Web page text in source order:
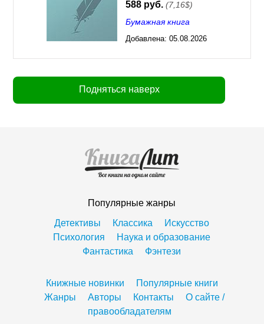
588 руб. (7,16$)
Бумажная книга
Добавлена: 05.08.2026
Подняться наверх
Популярные жанры
Детективы
Классика
Искусство
Психология
Наука и образование
Фантастика
Фэнтези
Книжные новинки
Популярные книги
Жанры
Авторы Контакты
О сайте /
правообладателям